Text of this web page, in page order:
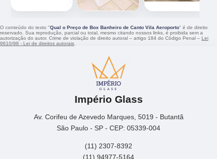
O conteúdo do texto "Qual o Preço de Box Banheiro de Canto Vila Aeroporto" é de direito
reservado. Sua reprodução, parcial ou total, mesmo citando nossos links, é proibida sem a
autorização do autor. Crime de violação de direito autoral – artigo 184 do Código Penal – Lei
9610/98 - Lei de direitos autorais
Império Glass
Av. Corifeu de Azevedo Marques, 5019 - Butantã
São Paulo - SP - CEP: 05339-004
(11) 2307-8392
(11) 94977-5164